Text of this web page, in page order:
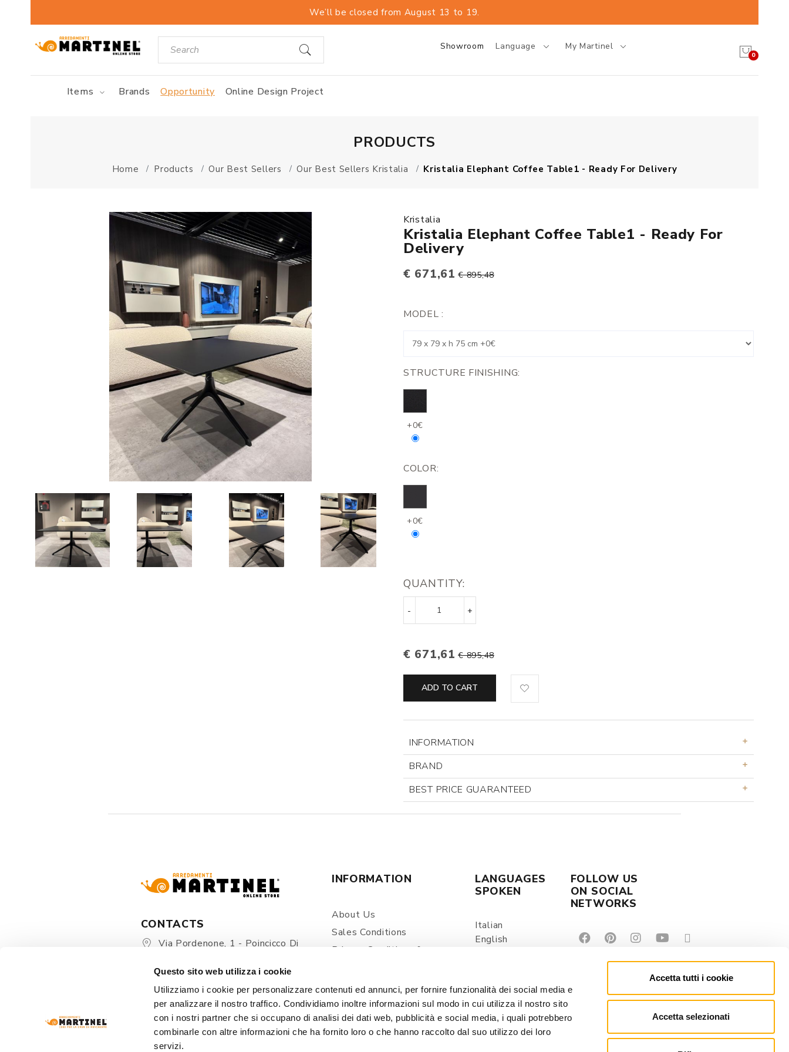
Questo sito web utilizza i cookie
Utilizziamo i cookie per personalizzare contenuti ed annunci, per fornire funzionalità dei social media e
per analizzare il nostro traffico. Condividiamo inoltre informazioni sul modo in cui utilizza il nostro sito
con i nostri partner che si occupano di analisi dei dati web, pubblicità e social media, i quali potrebbero
combinarle con altre informazioni che ha fornito loro o che hanno raccolto dal suo utilizzo dei loro
servizi.
Accetta tutti i cookie
Accetta selezionati
We’ll be closed from August 13 to 19.
Showroom Language My Martinel
0
Items Brands Opportunity Online Design Project
PRODUCTS
Home Products Our Best Sellers Our Best Sellers Kristalia Kristalia Elephant Coffee Table1 - Ready For Delivery
Kristalia
Kristalia Elephant Coffee Table1 - Ready For
Delivery
€ 671,61 € 895,48
MODEL :
STRUCTURE FINISHING:
+0€
COLOR:
+0€
QUANTITY:
- +
€ 671,61 € 895,48
ADD TO CART
INFORMATION
BRAND
BEST PRICE GUARANTEED
CONTACTS
Via Pordenone, 1 - Poincicco Di
+39 0434 623137
+39 376/2399891
INFORMATION
About Us
Sales Conditions
Privacy Conditions &
Shipping And Delivery
Prices And Payments
Contacts
LANGUAGES
SPOKEN
Italian
English
FOLLOW US
ON SOCIAL
NETWORKS